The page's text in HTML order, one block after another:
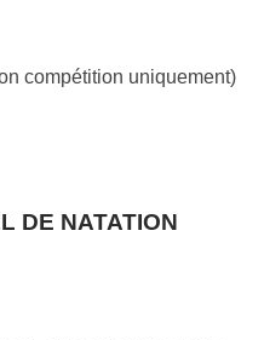
compétition uniquement)
DE NATATION